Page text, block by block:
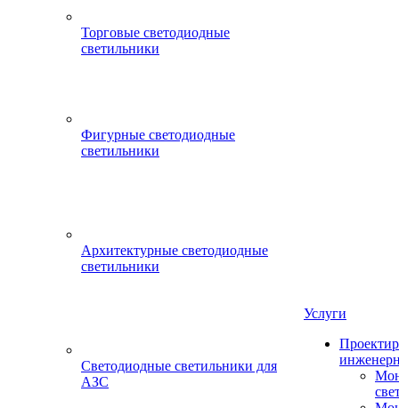
Торговые светодиодные
светильники
Фигурные светодиодные
светильники
Архитектурные светодиодные
светильники
Светодиодные светильники для
АЗС
Услуги